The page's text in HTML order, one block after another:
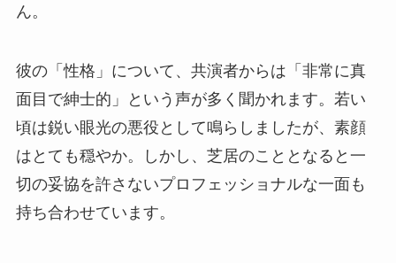
ん。
彼の「性格」について、共演者からは「非常に真
面目で紳士的」という声が多く聞かれます。若い
頃は鋭い眼光の悪役として鳴らしましたが、素顔
はとても穏やか。しかし、芝居のこととなると一
切の妥協を許さないプロフェッショナルな一面も
持ち合わせています。